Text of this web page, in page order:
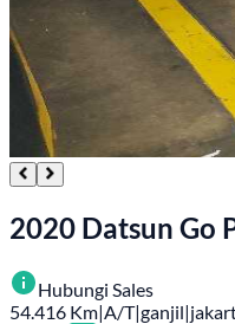
2020 Datsun Go
Hubungi Sales
54.416 Km|A/T|ganjil|